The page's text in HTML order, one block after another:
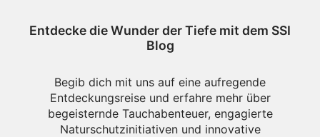
Entdecke die Wunder der Tiefe mit dem SSI
Blog
Begib dich mit uns auf eine aufregende
Entdeckungsreise und erfahre mehr über
begeisternde Tauchabenteuer, engagierte
Naturschutzinitiativen und innovative